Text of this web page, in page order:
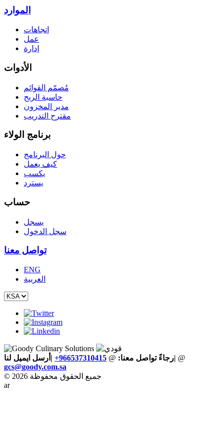
الموارد
اتجاهات
عمل
إدارة
الأدوات
مُصمّم القوائم
حاسبة الربح
مدير المخزون
مقترح التدريب
برنامج الولاء
حول البرنامج
كيف يعمل
يكسب
يسترد
حساب
يسجل
سجل الدخول
تواصل معنا
ENG
العربية
رجاءً تواصل معنا: @
+966537310415 |أرسل ايميل لنا | @
gcs@goody.com.sa
© 2026 جميع الحقوق محفوظة
ar